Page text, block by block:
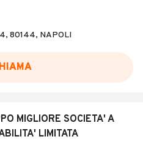
80144, NAPOLI
MIGLIORE SOCIETA' A
LIMITATA